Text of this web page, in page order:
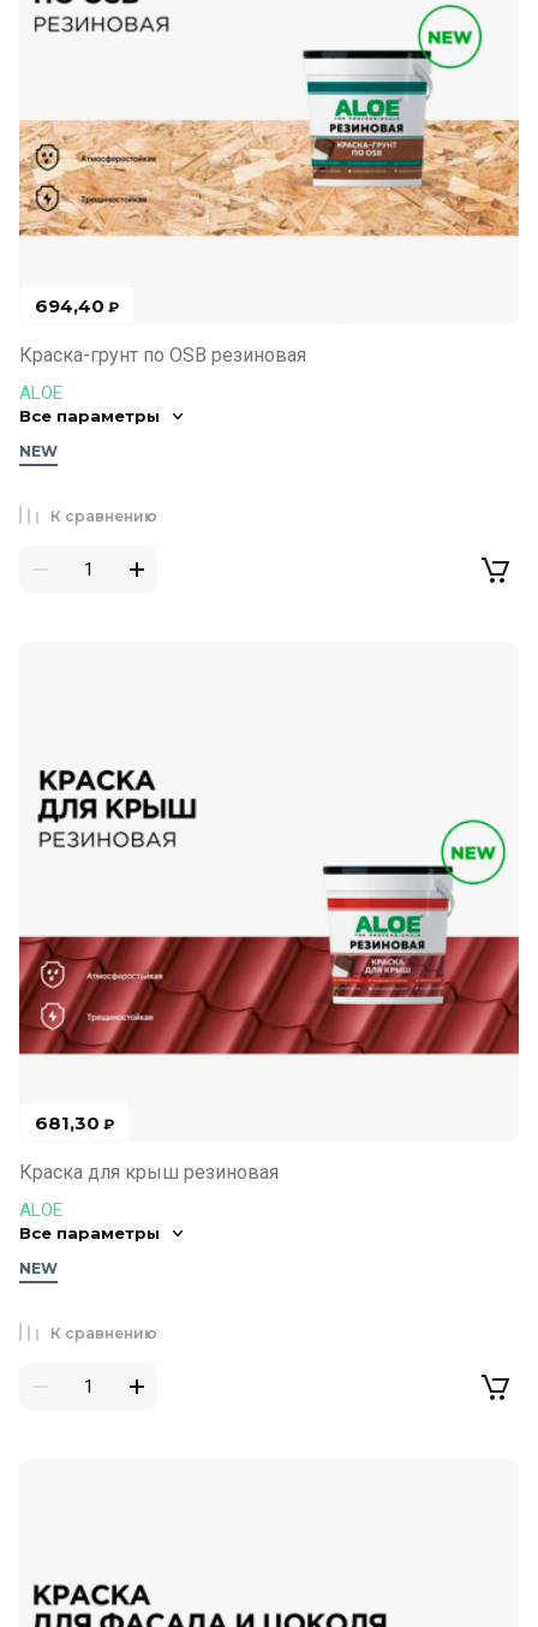
694,40 ₽
Краска-грунт по OSB резиновая
ALOE
Все параметры
NEW
К сравнению
681,30 ₽
Краска для крыш резиновая
ALOE
Все параметры
NEW
К сравнению